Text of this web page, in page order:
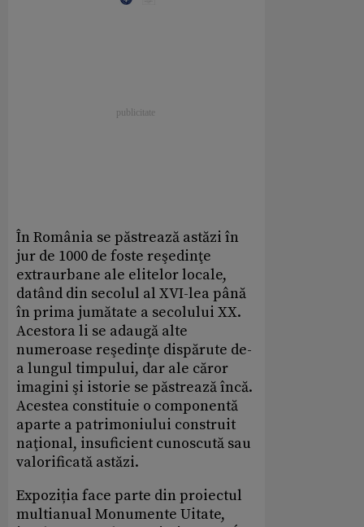
În România se păstrează astăzi în
jur de 1000 de foste reşedinţe
extraurbane ale elitelor locale,
datând din secolul al XVI-lea până
în prima jumătate a secolului XX.
Acestora li se adaugă alte
numeroase reşedinţe dispărute de-
a lungul timpului, dar ale căror
imagini şi istorie se păstrează încă.
Acestea constituie o componentă
aparte a patrimoniului construit
naţional, insuficient cunoscută sau
valorificată astăzi.
Expoziția face parte din proiectul
multianual Monumente Uitate,